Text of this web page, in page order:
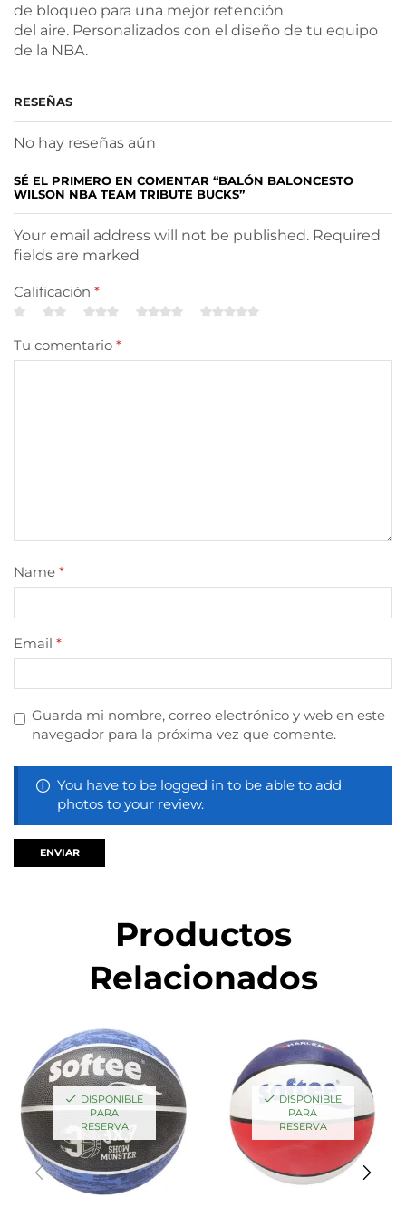
de bloqueo para una mejor retención
del aire. Personalizados con el diseño de tu equipo
de la NBA.
RESEÑAS
No hay reseñas aún
SÉ EL PRIMERO EN COMENTAR “BALÓN BALONCESTO
WILSON NBA TEAM TRIBUTE BUCKS”
Your email address will not be published. Required
fields are marked
Calificación *
Tu comentario *
Name *
Email *
Guarda mi nombre, correo electrónico y web en este
navegador para la próxima vez que comente.
You have to be logged in to be able to add
photos to your review.
Productos
Relacionados
DISPONIBLE
PARA
RESERVA
DISPONIBLE
PARA
RESERVA